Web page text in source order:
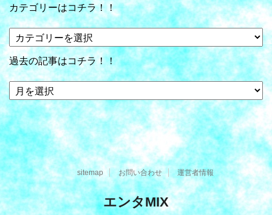
カテゴリーはコチラ！！
テ
ゴ
リ
ー
は
コ
チ
ラ！！
過去の記事はコチラ！！
過
去
の
記
事
は
コ
チ
ラ！！
sitemap お問い合わせ 運営者情報
エンタMIX